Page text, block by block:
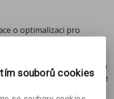
o optimalizaci pro
se cítit, jako byste
odhalují taktiky, strategie a
ranku vašeho webu ve
návštěvníků. Autor
souborů cookies